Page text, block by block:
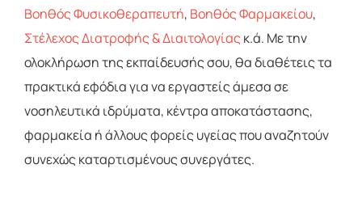
Βοηθός Φυσικοθεραπευτή, Βοηθός Φαρμακείου,
Στέλεχος Διατροφής & Διαιτολογίας κ.ά. Με την
ολοκλήρωση της εκπαίδευσής σου, θα διαθέτεις τα
πρακτικά εφόδια για να εργαστείς άμεσα σε
νοσηλευτικά ιδρύματα, κέντρα αποκατάστασης,
φαρμακεία ή άλλους φορείς υγείας που αναζητούν
συνεχώς καταρτισμένους συνεργάτες.